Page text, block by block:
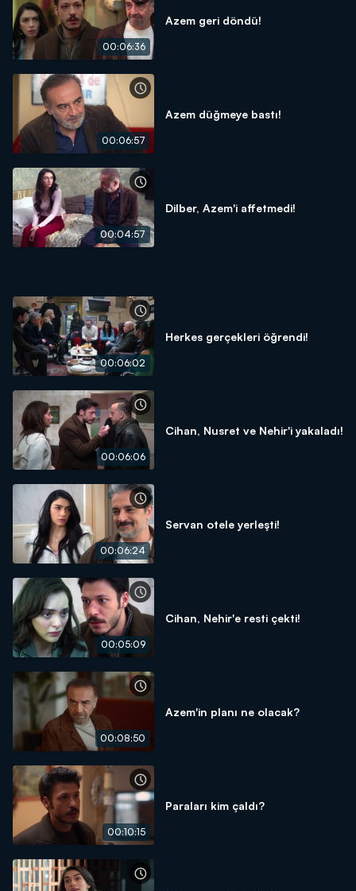
00:06:36
Azem geri döndü!
00:06:57
Azem düğmeye bastı!
00:04:57
Dilber, Azem'i affetmedi!
00:06:02
Herkes gerçekleri öğrendi!
00:06:06
Cihan, Nusret ve Nehir'i yakaladı!
00:06:24
Servan otele yerleşti!
00:05:09
Cihan, Nehir'e resti çekti!
00:08:50
Azem'in planı ne olacak?
00:10:15
Paraları kim çaldı?